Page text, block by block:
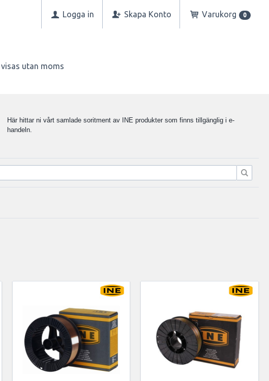
Logga in Skapa Konto Varukorg 0
visas utan moms
Här hittar ni vårt samlade soritment av INE produkter som finns tillgänglig i e-
handeln.